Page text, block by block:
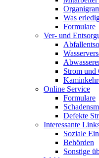
Was
Formulare
Ver- und
Strom und
Online Service
Formulare
Defekte
Interessante
Soziale
Behörden
Sonstige